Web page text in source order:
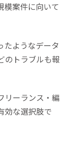
模案件に向いて
たようなデータ
のトラブルも報
リーランス・編
効な選択肢で